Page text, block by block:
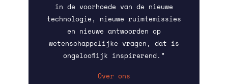
in de voorhoede van de nieuwe
technologie, nieuwe ruimtemissies
en nieuwe antwoorden op
wetenschappelijke vragen, dat is
ongelooflijk inspirerend.”
Over ons